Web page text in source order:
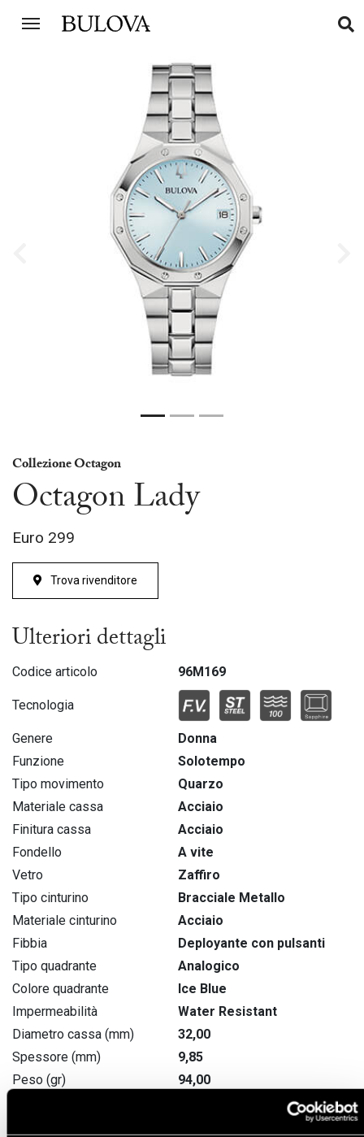
Collezione Octagon
Octagon Lady
Euro 299
Trova rivenditore
Ulteriori dettagli
Codice articolo 96M169
Tecnologia
Genere
Donna
Funzione
Solotempo
Tipo movimento
Quarzo
Materiale cassa
Acciaio
Finitura cassa
Acciaio
Fondello
A vite
Vetro
Zaffiro
Tipo cinturino
Bracciale Metallo
Materiale cinturino
Acciaio
Fibbia
Deployante con pulsanti
Tipo quadrante
Analogico
Colore quadrante
Ice Blue
Impermeabilità
Water Resistant
Diametro cassa (mm)
32,00
Spessore (mm)
9,85
Peso (gr)
94,00
Download PDF